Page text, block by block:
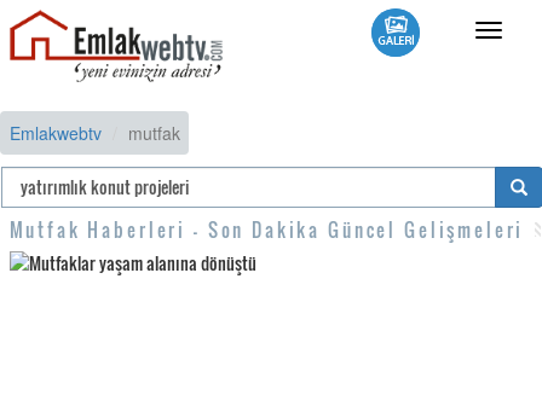
Toggle
Emlakwebtv mutfak
Mutfak Haberleri - Son Dakika Güncel Gelişmeleri